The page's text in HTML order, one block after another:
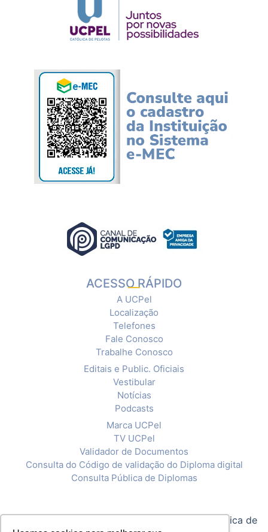
ACESSO RÁPIDO
A UCPel
Localização
Telefones
Fale Conosco
Trabalhe Conosco
Editais e Public. Oficiais
Vestibular
Notícias
Podcasts
Marca UCPel
TV UCPel
Validador de Documentos
Consulta do Código de validação do Diploma digital
Consulta Pública de Diplomas
Política de